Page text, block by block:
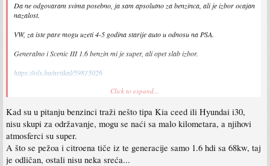
Da ne odgovaram svima posebno, ja sam apsolutno za benzinca, ali je izbor ocajan
nazalost.
VW, za iste pare mogu uzeti 4-5 godina starije auto u odnosu na PSA.
Generalno i Scenic III 1.6 benzin mi je super, ali opet slab izbor.
https://olx.ba/artikal/59815026
Ovo prodaje poznanik, 2.0 HDI, ima fin opis, u njegovom vlasnistvu od početka, tj
Sent from my Mi Note 10 Lite using Tapatalk
Click to expand...
Kad su u pitanju benzinci traži nešto tipa Kia ceed ili Hyundai i30,
nisu skupi za održavanje, mogu se naći sa malo kilometara, a njihovi
atmosferci su super.
A što se pežoa i citroena tiče iz te generacije samo 1.6 hdi sa 68kw, taj
je odličan, ostali nisu neka sreća...